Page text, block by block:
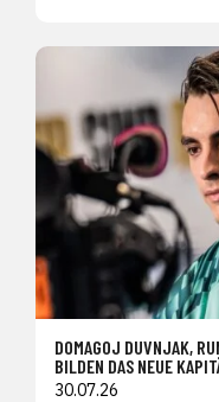
DOMAGOJ DUVNJAK,
BILDEN DAS NEUE
30.07.26